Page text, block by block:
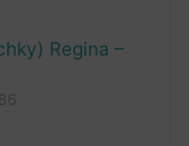
Regina –